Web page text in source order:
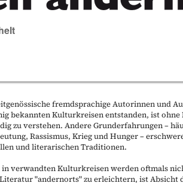
fremdsprachige Autorinnen und
bekannten Kulturkreisen entstanden, ist ohne
zu verstehen. Andere Grunderfahrungen –
Rassismus, Krieg und Hunger –
und literarischen Traditionen.
in verwandten Kulturkreisen werden oftmals
"andernorts" zu erleichtern, ist Absicht